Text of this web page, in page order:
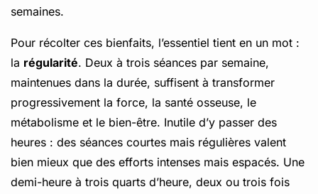
semaines.
Pour récolter ces bienfaits, l’essentiel tient en un mot :
la régularité. Deux à trois séances par semaine,
maintenues dans la durée, suffisent à transformer
progressivement la force, la santé osseuse, le
métabolisme et le bien-être. Inutile d’y passer des
heures : des séances courtes mais régulières valent
bien mieux que des efforts intenses mais espacés. Une
demi-heure à trois quarts d’heure, deux ou trois fois